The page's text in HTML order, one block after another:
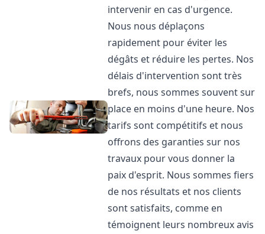
intervenir en cas d'urgence.
Nous nous déplaçons
rapidement pour éviter les
dégâts et réduire les pertes. Nos
délais d'intervention sont très
brefs, nous sommes souvent sur
place en moins d'une heure. Nos
tarifs sont compétitifs et nous
offrons des garanties sur nos
travaux pour vous donner la
paix d'esprit. Nous sommes fiers
de nos résultats et nos clients
sont satisfaits, comme en
témoignent leurs nombreux avis